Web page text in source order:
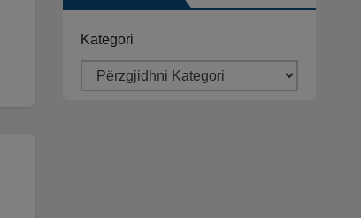
Kategori